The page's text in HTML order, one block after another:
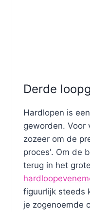
Derde
Hardlopen is
geworden. Voor
zozeer om de
proces'. Om de
terug in het
figuurlijk steeds
je zogenoemde